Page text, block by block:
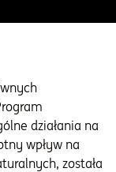
działania na
wpływ na
została